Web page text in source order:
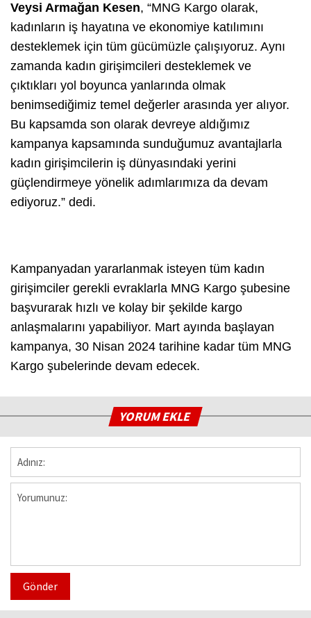
Veysi Armağan Kesen, “MNG Kargo olarak,
kadınların iş hayatına ve ekonomiye katılımını
desteklemek için tüm gücümüzle çalışıyoruz. Aynı
zamanda kadın girişimcileri desteklemek ve
çıktıkları yol boyunca yanlarında olmak
benimsediğimiz temel değerler arasında yer alıyor.
Bu kapsamda son olarak devreye aldığımız
kampanya kapsamında sunduğumuz avantajlarla
kadın girişimcilerin iş dünyasındaki yerini
güçlendirmeye yönelik adımlarımıza da devam
ediyoruz.” dedi.
Kampanyadan yararlanmak isteyen tüm kadın
girişimciler gerekli evraklarla MNG Kargo şubesine
başvurarak hızlı ve kolay bir şekilde kargo
anlaşmalarını yapabiliyor. Mart ayında başlayan
kampanya, 30 Nisan 2024 tarihine kadar tüm MNG
Kargo şubelerinde devam edecek.
YORUM EKLE
Gönder